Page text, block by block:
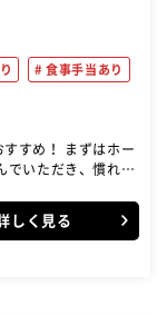
食事手当あり
ずはホー
でいただき、慣れて
に取り組んでい ます
しく見る